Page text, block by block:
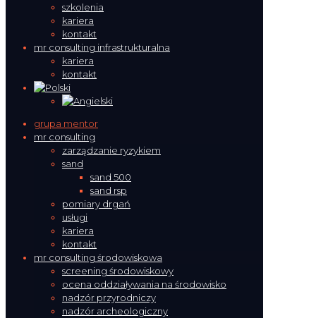
szkolenia
kariera
kontakt
mr consulting infrastrukturalna
kariera
kontakt
grupa mentor
mr consulting
zarządzanie ryzykiem
sand
sand 500
sand rsp
pomiary drgań
usługi
kariera
kontakt
mr consulting środowiskowa
screening środowiskowy
ocena oddziaływania na środowisko
nadzór przyrodniczy
nadzór archeologiczny